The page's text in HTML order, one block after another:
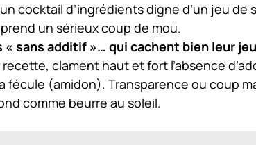
cocktail d’ingrédients digne d’un jeu de
un sérieux coup de mou.
« sans additif »… qui cachent bien leur jeu
clament haut et fort l’absence
fécule (amidon). Transparence ou coup
comme beurre au soleil.